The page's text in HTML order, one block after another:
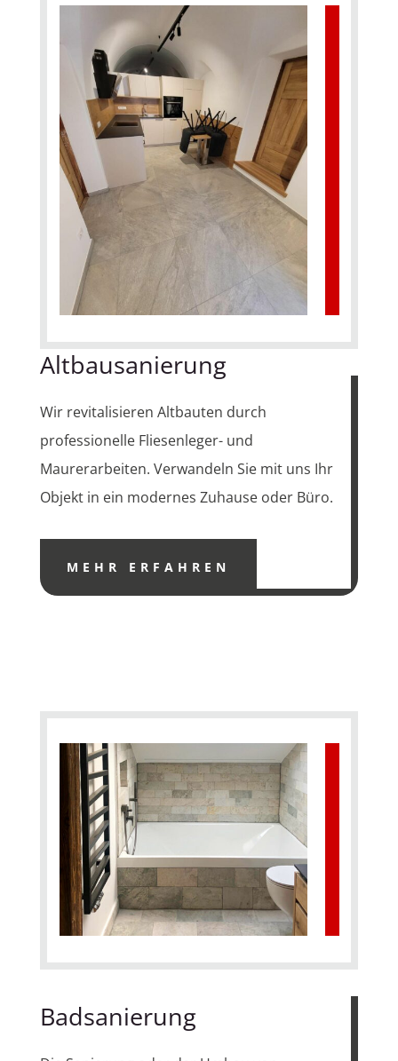
Altbausanierung
Wir revitalisieren Altbauten durch
professionelle Fliesenleger- und
Maurerarbeiten. Verwandeln Sie mit uns Ihr
Objekt in ein modernes Zuhause oder Büro.
MEHR ERFAHREN
Badsanierung